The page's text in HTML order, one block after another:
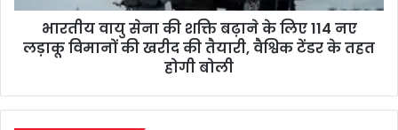
114
लड़ाकू
खरीद
भारतीय वायु सेना की शक्ति बढ़ाने के लिए 114 नए
लड़ाकू विमानों की खरीद की तैयारी, वैश्विक टेंडर के तहत
होगी बोली